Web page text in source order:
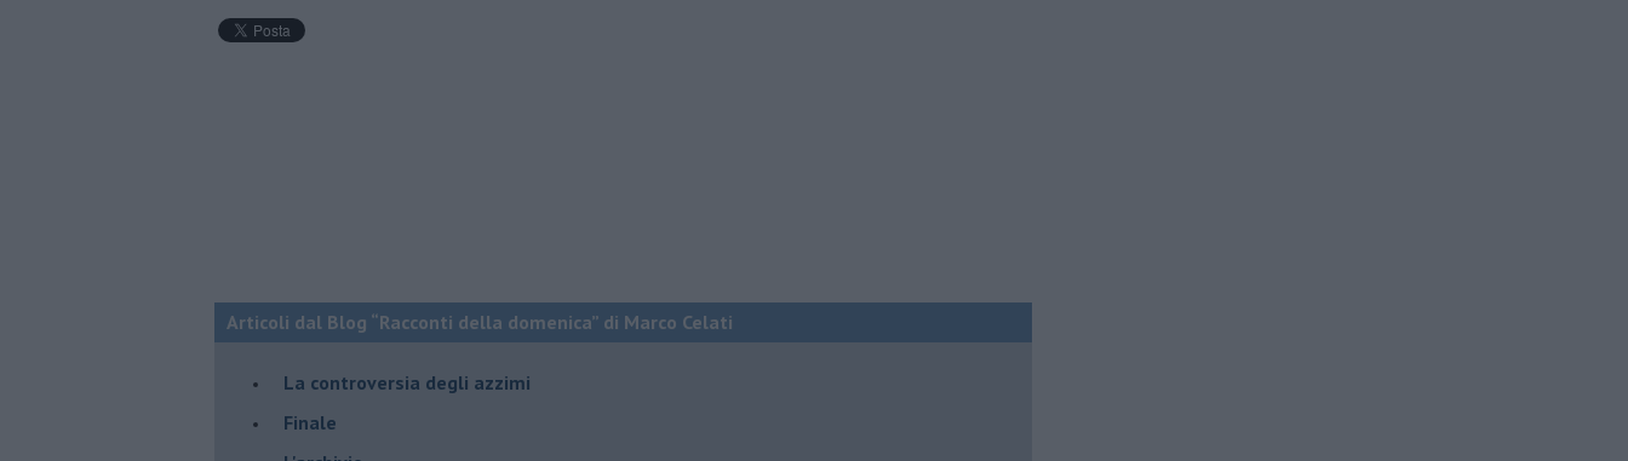
Articoli dal Blog “Racconti della domenica” di Marco Celati
La controversia degli azzimi
Finale